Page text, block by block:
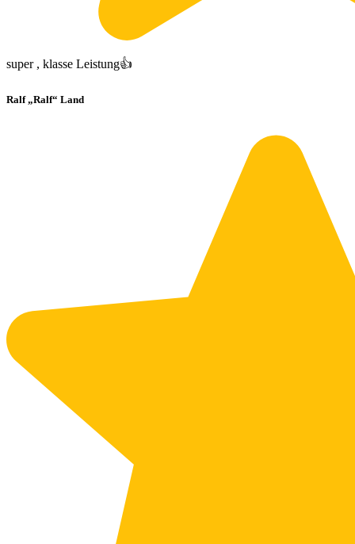
super , klasse Leistung👍
Ralf „Ralf“ Land